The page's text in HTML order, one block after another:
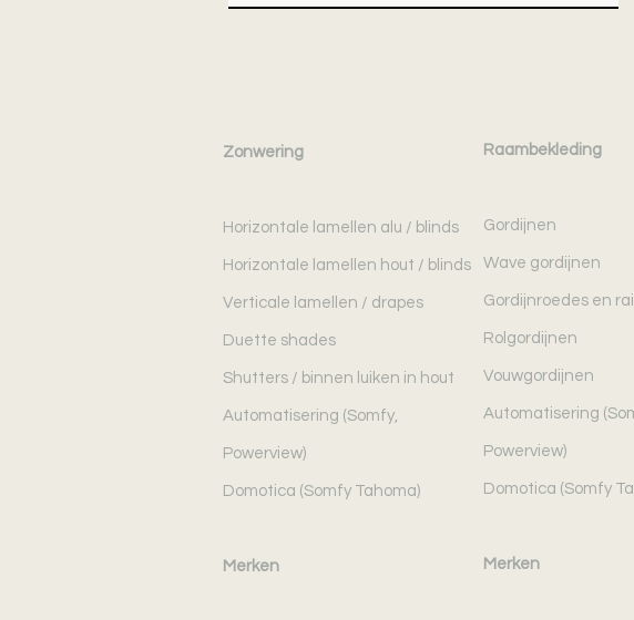
Zonwering
Horizontale lamellen alu / blinds
Horizontale lamellen hout / blinds
Verticale lamellen / drapes
Duette shades
Shutters / binnen luiken in hout
Automatisering (Somfy,
Powerview)
Domotica (Somfy Tahoma)
Merken
Raambekleding
Gordijnen
Wave gordijnen
Gordijnroedes en
Rolgordijnen
Vouwgordijnen
Automatisering
Powerview)
Domotica (Somfy
Merken